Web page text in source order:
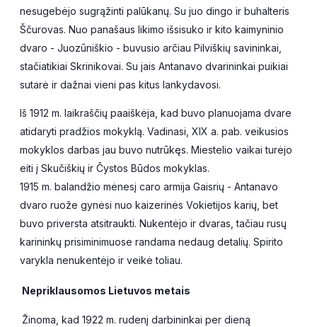
nesugebėjo sugrąžinti palūkanų. Su juo dingo ir buhalteris
Ščurovas. Nuo panašaus likimo išsisuko ir kito kaimyninio
dvaro - Juozūniškio - buvusio arčiau Pilviškių savininkai,
stačiatikiai Skrinikovai. Su jais Antanavo dvarininkai puikiai
sutarė ir dažnai vieni pas kitus lankydavosi.
Iš 1912 m. laikraščių paaiškėja, kad buvo planuojama dvare
atidaryti pradžios mokyklą. Vadinasi, XIX a. pab. veikusios
mokyklos darbas jau buvo nutrūkęs. Miestelio vaikai turėjo
eiti į Skučiškių ir Čystos Būdos mokyklas.
1915 m. balandžio mėnesį caro armija Gaisrių - Antanavo
dvaro ruože gynėsi nuo kaizerinės Vokietijos karių, bet
buvo priversta atsitraukti. Nukentėjo ir dvaras, tačiau rusų
karininkų prisiminimuose randama nedaug detalių. Spirito
varykla nenukentėjo ir veikė toliau.
Nepriklausomos Lietuvos metais
Žinoma, kad 1922 m. rudenį darbininkai per dieną